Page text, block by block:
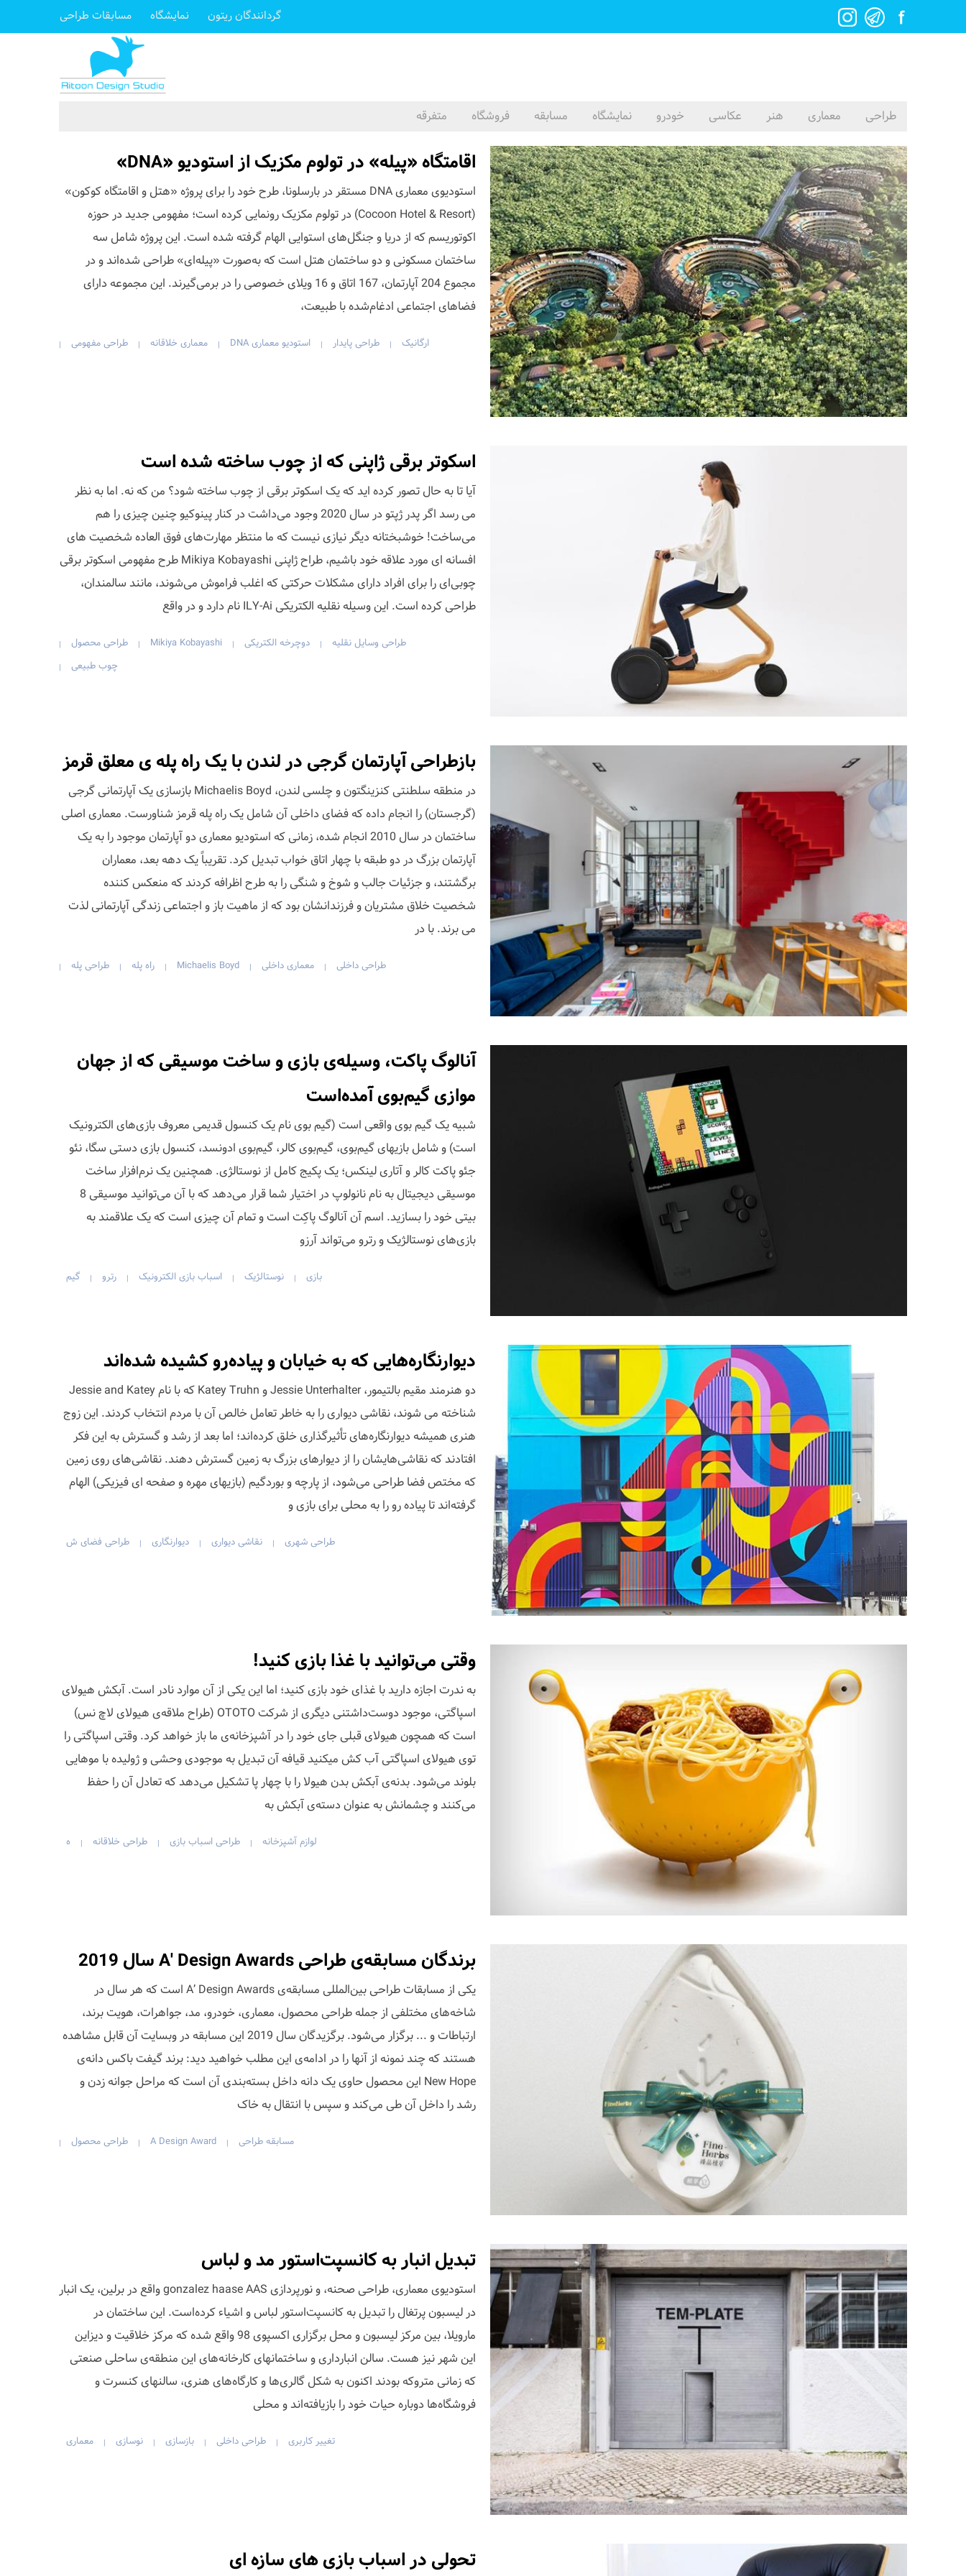
گردانندگان ریتون نمایشگاه مسابقات طراحی
طراحی معماری هنر عکاسی خودرو نمایشگاه مسابقه فروشگاه متفرقه
اقامتگاه «پیله» در تولوم مکزیک از استودیو «DNA»
استودیوی معماری DNA مستقر در بارسلونا، طرح خود را برای پروژه «هتل و اقامتگاه کوکون»
(Cocoon Hotel & Resort) در تولوم مکزیک رونمایی کرده است؛ مفهومی جدید در حوزه
اکوتوریسم که از دریا و جنگل‌های استوایی الهام گرفته شده است. این پروژه شامل سه
ساختمان مسکونی و دو ساختمان هتل است که به‌صورت «پیله‌ای» طراحی شده‌اند و در
مجموع 204 آپارتمان، 167 اتاق و 16 ویلای خصوصی را در بر‌می‌گیرند. این مجموعه دارای
فضاهای اجتماعی ادغام‌شده با طبیعت،
ارگانیک | طراحی پایدار | استودیو معماری DNA | معماری خلاقانه | طراحی مفهومی |
اسکوتر برقی ژاپنی که از چوب ساخته شده است
آیا تا به حال تصور کرده اید که یک اسکوتر برقی از چوب ساخته شود؟ من که نه. اما به نظر
می رسد اگر پدر ژپتو در سال 2020 وجود می‌داشت در کنار پینوکیو چنین چیزی را هم
می‌ساخت! خوشبختانه دیگر نیازی نیست که ما منتظر مهارت‌های فوق العاده شخصیت های
افسانه ای مورد علاقه خود باشیم، طراح ژاپنی Mikiya Kobayashi طرح مفهومی اسکوتر برقی
چوبی‌ای را برای افراد دارای مشکلات حرکتی که اغلب فراموش می‌شوند، مانند سالمندان،
طراحی کرده است. این وسیله نقلیه الکتریکی ILY-Ai نام دارد و در واقع
طراحی وسایل نقلیه | دوچرخه الکتریکی |
Mikiya Kobayashi
| طراحی محصول |
چوب طبیعی |
بازطراحی آپارتمان گرجی در لندن با یک راه پله ی معلق قرمز
در منطقه سلطنتی کنزینگتون و چلسی لندن، Michaelis Boyd بازسازی یک آپارتمانی گرجی
(گرجستان) را انجام داده که فضای داخلی آن شامل یک راه پله قرمز شناورست. معماری اصلی
ساختمان در سال 2010 انجام شده، زمانی که استودیو معماری دو آپارتمان موجود را به یک
آپارتمان بزرگ در دو طبقه با چهار اتاق خواب تبدیل کرد. تقریباً یک دهه بعد، معماران
برگشتند، و جزئیات جالب و شوخ و شنگی را به طرح اظرافه کردند که منعکس کننده
شخصیت خلاق مشتریان و فرزندانشان بود که از ماهیت باز و اجتماعی زندگی آپارتمانی لذت
می برند. با در
طراحی داخلی | معماری داخلی |
Michaelis Boyd
| راه پله | طراحی پله |
آنالوگ پاکت، وسیله‌ی بازی و ساخت موسیقی که از جهان
موازی گیم‌بوی آمده‌است
شبیه یک گیم بوی واقعی است (گیم بوی نام یک کنسول قدیمی معروف بازی‌های الکترونیک
است) و شامل بازیهای گیم‌بوی، گیم‌بوی کالر، گیم‌بوی ادونسد، کنسول بازی دستی سگا، نئو
جئو پاکت کالر و آتاری لینکس؛ یک پکیج کامل از نوستالژی. همچنین یک نرم‌افزار ساخت
موسیقی دیجیتال به نام نانولوپ در اختیار شما قرار می‌دهد که با آن می‌توانید موسیقی 8
بیتی خود را بسازید. اسم آن آنالوگ پاکِت است و تمام آن چیزی است که یک علاقمند به
بازی‌های نوستالژیک و رترو می‌تواند آرزو
بازی | نوستالژیک | اسباب بازی الکترونیک | رترو | گیم‎‌
دیوارنگاره‌هایی که به خیابان و پیاده‌رو کشیده شده‌اند
دو هنرمند مقیم بالتیمور، Jessie Unterhalter و Katey Truhn که با نام Jessie and Katey
شناخته می شوند، نقاشی دیواری را به خاطر تعامل خالص آن با مردم انتخاب کردند. این زوج
هنری همیشه دیوارنگاره‌های تأثیرگذاری خلق کرده‌اند؛ اما بعد از رشد و گسترش به این فکر
افتادند که نقاشی‌هایشان را از دیوارهای بزرگ به زمین گسترش دهند. نقاشی‌های روی زمین
که مختص فضا طراحی می‌شود، از پارچه و بوردگیم (بازیهای مهره و صفحه ای فیزیکی) الهام
گرفته‌اند تا پیاده رو را به محلی برای بازی و
طراحی شهری | نقاشی دیواری | دیوارنگاری | طراحی فضای ش
وقتی می‌توانید با غذا بازی کنید!
به ندرت اجازه دارید با غذای خود بازی کنید؛ اما این یکی از آن موارد نادر است. آبکش هیولای
اسپاگتی، موجود دوست‌داشتنی دیگری از شرکت OTOTO (طراح ملاقه‌ی هیولای لاچ نس)
است که همچون هیولای قبلی جای خود را در آشپزخانه‌ی ما باز خواهد کرد. وقتی اسپاگتی را
توی هیولای اسپاگتی آب کش میکنید قیافه آن تبدیل به موجودی وحشی و ژولیده با موهایی
بلوند می‌شود. بدنه‌ی آبکش بدن هیولا را با چهار پا تشکیل می‌دهد که تعادل آن را حفظ
می‌کنند و چشمانش به عنوان دسته‌ی آبکش به
لوازم آشپزخانه | طراحی اسباب بازی | طراحی خلاقانه | ه
برندگان مسابقه‌ی طراحی A' Design Awards سال 2019
یکی از مسابقات طراحی بین‌المللی مسابقه‌ی A’ Design Awards است که هر سال در
شاخه‌های مختلفی از جمله طراحی محصول، معماری، خودرو، مد، جواهرات، هویت برند،
ارتباطات و ... برگزار می‌شود. برگزیدگان سال 2019 این مسابقه در وبسایت آن قابل مشاهده
هستند که چند نمونه از آنها را در ادامه‌ی این مطلب خواهید دید: برند گیفت باکس دانه‌ی
New Hope این محصول حاوی یک دانه داخل بسته‌بندی آن است که مراحل جوانه زدن و
رشد را داخل آن طی می‌کند و سپس با انتقال به خاک
مسابقه طراحی |
A Design Award
| طراحی محصول |
تبدیل انبار به کانسپت‌استور مد و لباس
استودیوی معماری، طراحی صحنه، و نورپردازی gonzalez haase AAS واقع در برلین، یک انبار
در لیسبون پرتغال را تبدیل به کانسپت‌استور لباس و اشیاء کرده‌است. این ساختمان در
مارویلا، بین مرکز لیسبون و محل برگزاری اکسپوی 98 واقع شده که مرکز خلاقیت و دیزاین
این شهر نیز هست. سالن انبارداری و ساختمانهای کارخانه‌های این منطقه‌ی ساحلی صنعتی
که زمانی متروکه بودند اکنون به شکل گالری‌ها و کارگاه‌های هنری، سالنهای کنسرت و
فروشگاه‌ها دوباره حیات خود را بازیافته‌اند و محلی
تغییر کاربری | طراحی داخلی | بازسازی | نوسازی | معماری
تحولی در اسباب بازی های سازه ای